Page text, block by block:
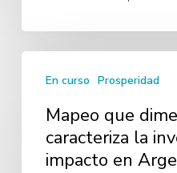
que
dimensiona
caracteriza
En curso Prosperidad
Mapeo que
caracteriza la
impacto en